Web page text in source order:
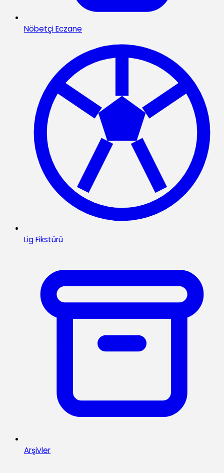
Nöbetçi Eczane
Lig Fikstürü
Arşivler